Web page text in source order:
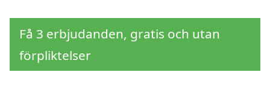
Få 3 erbjudanden, gratis och utan
förpliktelser